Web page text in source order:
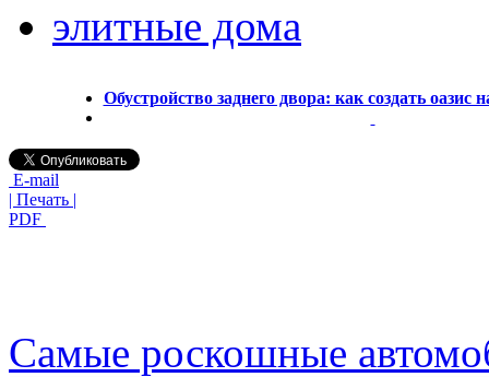
элитные дома
Обустройство заднего двора: как создать оазис
E-mail
| Печать |
PDF
Самые роскошные